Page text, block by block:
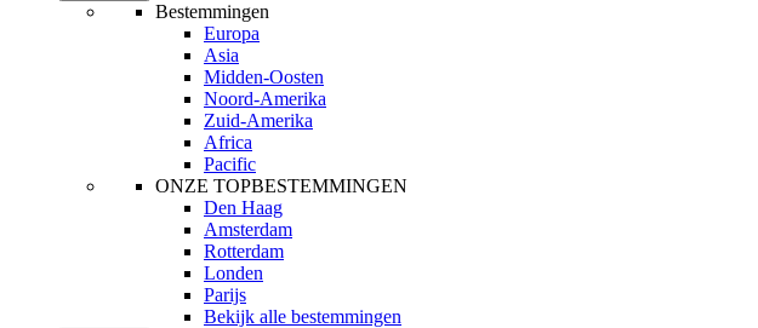
Bestemmingen
Europa
Asia
Midden-Oosten
Noord-Amerika
Zuid-Amerika
Africa
Pacific
ONZE TOPBESTEMMINGEN
Den Haag
Amsterdam
Rotterdam
Londen
Parijs
Bekijk alle bestemmingen